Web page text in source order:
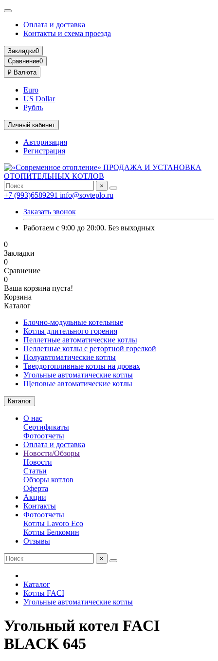
Оплата и доставка
Контакты и схема проезда
Закладки0
Сравнение0
₽ Валюта
Euro
US Dollar
Рубль
Личный кабинет
Авторизация
Регистрация
×
+7 (993)6589291 info@sovteplo.ru
Заказать звонок
Работаем с 9:00 до 20:00. Без выходных
0
Закладки
0
Сравнение
0
Ваша корзина пуста!
Корзина
Каталог
Блочно-модульные котельные
Котлы длительного горения
Пеллетные автоматические котлы
Пеллетные котлы с ретортной горелкой
Полуавтоматические котлы
Твердотопливные котлы на дровах
Угольные автоматические котлы
Щеповые автоматические котлы
Каталог
О нас
Сертификаты
Фотоотчеты
Оплата и доставка
Новости/Обзоры
Новости
Статьи
Обзоры котлов
Оферта
Акции
Контакты
Фотоотчеты
Котлы Lavoro Eco
Котлы Белкомин
Отзывы
×
Каталог
Котлы FACI
Угольные автоматические котлы
Угольный котел FACI
BLACK 645